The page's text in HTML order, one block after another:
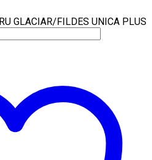
GLACIAR/FILDES UNICA PLUS